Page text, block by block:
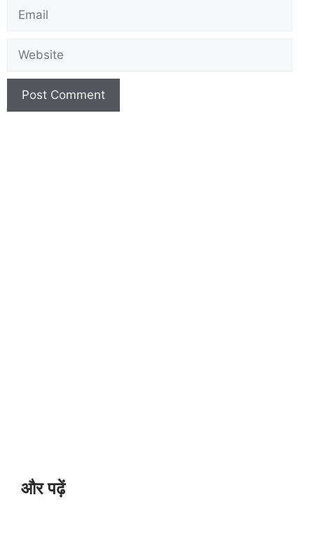
और पढ़ें